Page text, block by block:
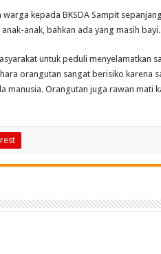
kepada BKSDA Sampit
anak, bahkan ada yang masih bayi.
untuk peduli menyelamatkan
orangutan sangat berisiko karena
manusia. Orangutan juga rawan mati